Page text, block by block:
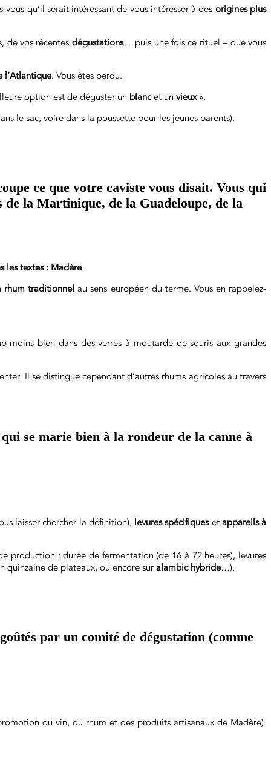
qu’il serait intéressant de vous intéresser à des origines plus
de vos récentes dégustations… puis une fois ce rituel – que vous
l’Atlantique. Vous êtes perdu.
option est de déguster un blancet un vieux».
le sac, voire dans la poussette pour les jeunes parents).
ce que votre caviste vous disait. Vous qui
la Martinique, de la Guadeloupe, de la
les textes : Madère.
rhum traditionnel au sens européen du terme. Vous en rappelez-
moins bien dans des verres à moutarde de souris aux grandes
Il se distingue cependant d’autres rhums agricoles au travers
se marie bien à la rondeur de la canne à
laisser chercher la définition), levures spécifiqueset appareils à
production : durée de fermentation (de 16 à 72 heures), levures
quinzaine de plateaux, ou encore sur alambic hybride…).
par un comité de dégustation (comme
du vin, du rhum et des produits artisanaux de Madère).